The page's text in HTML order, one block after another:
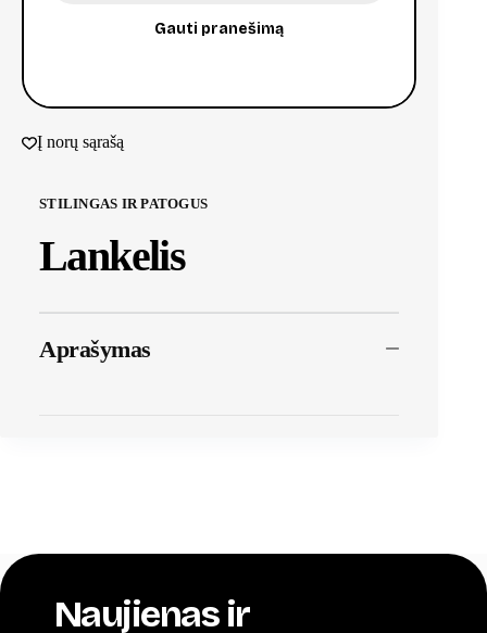
Gauti pranešimą
Į norų sąrašą
STILINGAS IR PATOGUS
Lankelis
Aprašymas
Naujienas ir